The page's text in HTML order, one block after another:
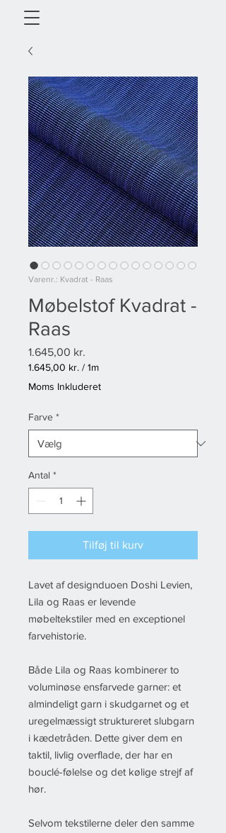
Varenr.: Kvadrat - Raas
Møbelstof Kvadrat -
Raas
1.645,00 kr.
1.645,00 kr. / 1m
1.645,00 kr.
pr.
Måler
Moms Inkluderet
Farve *
Antal *
Tilføj til kurv
Lavet af designduoen Doshi Levien,
Lila og Raas er levende
møbeltekstiler med en exceptionel
farvehistorie.
Både Lila og Raas kombinerer to
voluminøse ensfarvede garner: et
almindeligt garn i skudgarnet og et
uregelmæssigt struktureret slubgarn
i kædetråden. Dette giver dem en
taktil, livlig overflade, der har en
bouclé-følelse og det kølige strejf af
hør.
Selvom tekstilerne deler den samme